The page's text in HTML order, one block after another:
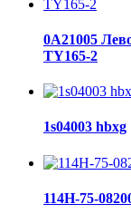
0A21005
TY165-2
1s04003 hbxg
114H-75-